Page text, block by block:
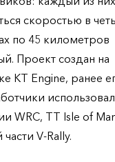
скоростью в
по 45 километров
Проект создан на
KT Engine, ранее
WRC, TT Isle of
V-Rally.